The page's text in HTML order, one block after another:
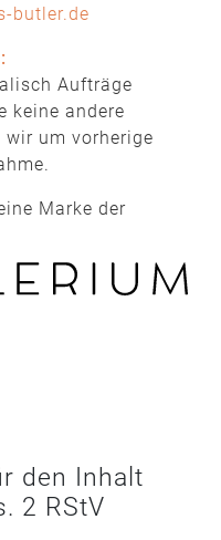
butler.de
Aufträge
keine andere
um vorherige
Marke der
den Inhalt
2 RStV